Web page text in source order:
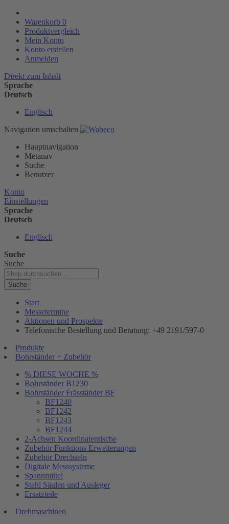
Warenkorb 0
Produktvergleich
Mein Konto
Konto erstellen
Anmelden
Direkt zum Inhalt
Sprache
Deutsch
Englisch
Navigation umschalten
Hauptnavigation
Metanav
Suche
Benutzer
Konto
Einstellungen
Sprache
Deutsch
Englisch
Suche
Suche
Suche
Start
Messetermine
Aktionen und Prospekte
Telefonische Bestellung und Beratung: +49 2191/597-0
Produkte
Bohrständer + Zubehör
% DIESE WOCHE %
Bohrständer B1230
Bohrständer Fräsständer BF
BF1240
BF1242
BF1243
BF1244
2-Achsen Koordinatentische
Zubehör Funktions Erweiterungen
Zubehör Drechseln
Digitale Messsysteme
Spannmittel
Stahl Säulen und Ausleger
Ersatzteile
Drehmaschinen